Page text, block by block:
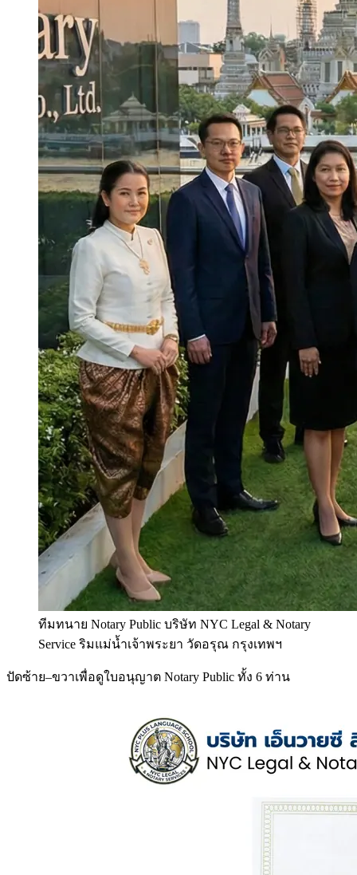
ทีมทนาย Notary Public บริษัท NYC Legal & Notary
Service ริมแม่น้ำเจ้าพระยา วัดอรุณ กรุงเทพฯ
ปัดซ้าย–ขวาเพื่อดูใบอนุญาต Notary Public ทั้ง 6 ท่าน